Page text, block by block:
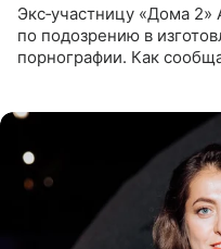
Экс‑участницу «Дома
по подозрению в
порнографии. Как